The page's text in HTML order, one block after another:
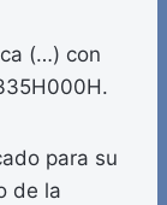
(…) con
para su
de la